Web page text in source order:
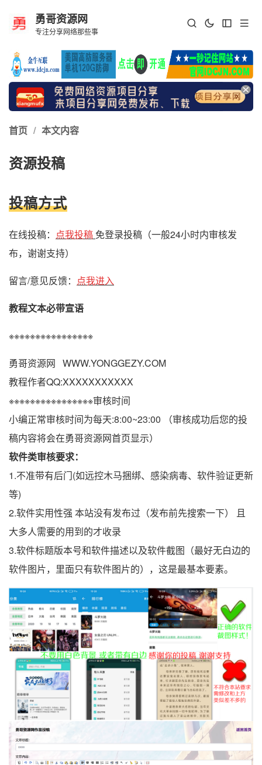
勇哥资源网
专注分享网络那些事
首页 / 本文内容
资源投稿
投稿方式
在线投稿： 点我投稿 免登录投稿（一般24小时内审核发
布，谢谢支持）
留言/意见反馈： 点我进入
教程文本必带宣语
※※※※※※※※※※※※※※※※
勇哥资源网 WWW.YONGGEZY.COM
教程作者QQ:XXXXXXXXXXX
※※※※※※※※※※※※※※※※审核时间
小编正常审核时间为每天:8:00~23:00 （审核成功后您的投
稿内容将会在勇哥资源网首页显示）
软件类审核要求：
1.不准带有后门(如远控木马捆绑、感染病毒、软件验证更新
等)
2.软件实用性强 本站没有发布过（发布前先搜索一下） 且
大多人需要的用到的才收录
3.软件标题版本号和软件描述以及软件截图（最好无白边的
软件图片，里面只有软件图片的），这是最基本要素。